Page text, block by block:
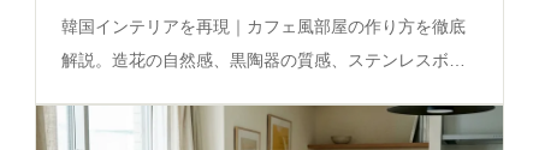
韓国インテリアを再現｜カフェ風部屋の作り方を徹底
解説。造花の自然感、黒陶器の質感、ステンレスボウ